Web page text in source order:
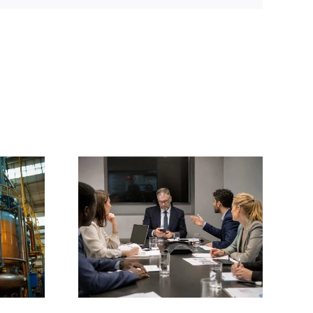
no
en
las
Neuromanagement:
por qué los
mejores líderes
aprenden a
gestionar la razón
y la emoción